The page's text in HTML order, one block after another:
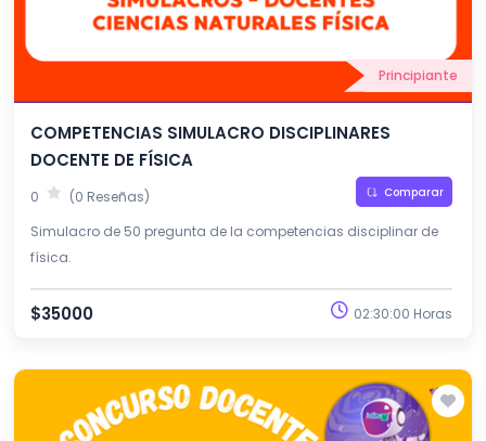
Principiante
COMPETENCIAS SIMULACRO DISCIPLINARES
DOCENTE DE FÍSICA
0 (0 Reseñas) Comparar
Simulacro de 50 pregunta de la competencias disciplinar de
física.
$35000 02:30:00 Horas